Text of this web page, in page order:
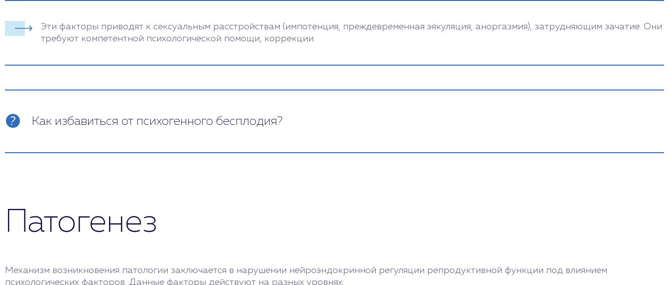
Эти факторы приводят к сексуальным расстройствам (импотенция, преждевременная эякуляция, аноргазмия), затрудняющим зачатие. Они
требуют компетентной психологической помощи, коррекции.
Как избавиться от психогенного бесплодия?
Чтобы избавиться от него, нужно обратиться к врачу и психологу. Врач проверит ваше здоровье, назначит лечение, если есть какие-то
Патогенез
Механизм возникновения патологии заключается в нарушении нейроэндокринной регуляции репродуктивной функции под влиянием
психологических факторов. Данные факторы действуют на разных уровнях: